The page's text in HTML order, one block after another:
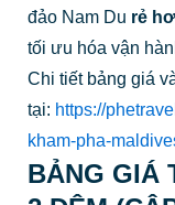
đảo Nam Du rẻ
tối ưu hóa vận
Chi tiết bảng giá
tại: https://
kham-pha-
BẢNG GIÁ